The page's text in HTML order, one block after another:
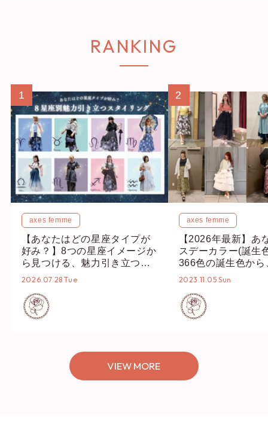
RANKING
1
axes femme
【あなたはどの星座タイプが
好み？】8つの星座イメージか
ら見つける、魅力引き立つス
タイリング♡
2026.07.28 Tue
2
axes femme
【2026年最新】あ
スデーカラー(誕生
366色の誕生色から
誕生色、バースデ
2023.11.05 Sun
VIEW MORE